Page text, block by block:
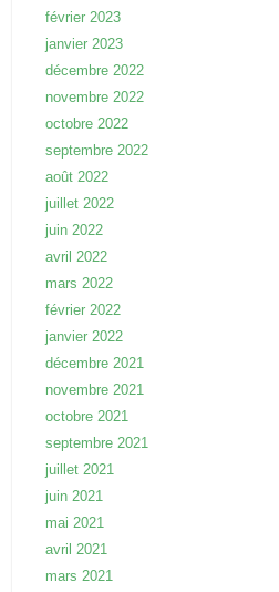
février 2023
janvier 2023
décembre 2022
novembre 2022
octobre 2022
septembre 2022
août 2022
juillet 2022
juin 2022
avril 2022
mars 2022
février 2022
janvier 2022
décembre 2021
novembre 2021
octobre 2021
septembre 2021
juillet 2021
juin 2021
mai 2021
avril 2021
mars 2021